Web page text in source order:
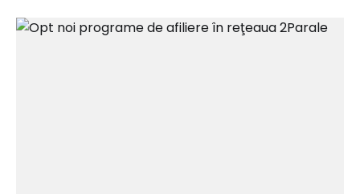
Perioada de recurenţă: 1 lună Feed de produse: Da